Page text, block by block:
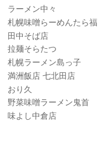
ラーメン中々
札幌味噌らーめんたら福
田中そば店
拉麺そらたつ
札幌ラーメン島っ子
満洲飯店 七北田店
おり久
野菜味噌ラーメン鬼首
味よし中倉店